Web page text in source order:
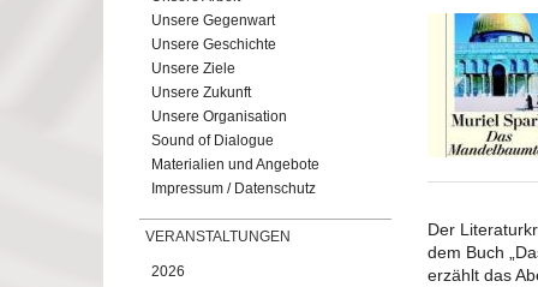
Unsere Gegenwart
Unsere Geschichte
Unsere Ziele
Unsere Zukunft
Unsere Organisation
Sound of Dialogue
Materialien und Angebote
Impressum / Datenschutz
VERANSTALTUNGEN
2026
Der
dem Buch
erzählt das